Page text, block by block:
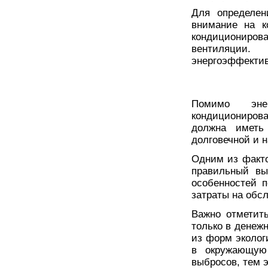
Для
внимание на
Помимо
должна
долговечной и
Одним из
правильный
особенностей
затраты на
Важно
только в
из форм
в
выбросов, тем